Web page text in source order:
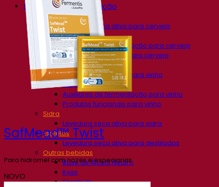
Soluções de fermentação
Cerveja
Levedura seca ativa para cerveja
Bactérias
Auxiliares de fermentação para cerveja
Produtos funcionais para cerveja
Soluções para Vinificação
Levedura seca ativa para vinho
Enzymes
Auxiliares de fermentação para vinho
Produtos funcionais para vinho
Sidra
Levedura seca ativa para sidra
Espíritos
Levedura seca ativa para destilados
Outras bebidas
Base de Álcool Neutro
Kvas
Sorghum
SafMead™ Twist
Para hidromel com nozes e especiarias
NOVO